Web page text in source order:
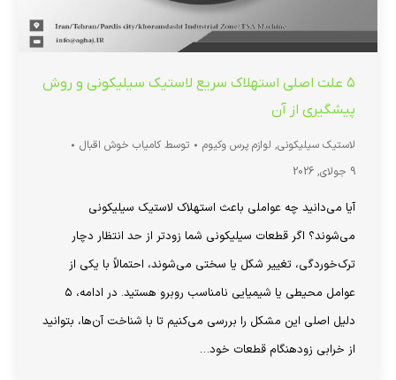
۵ علت اصلی استهلاک سریع لاستیک سیلیکونی و روش
پیشگیری از آن
لاستیک سیلیکونی, لوازم پرس وکیوم توسط کامیاب خوش اقبال
9 جولای, 2026
آیا می‌دانید چه عواملی باعث استهلاک لاستیک سیلیکونی
می‌شوند؟ اگر قطعات سیلیکونی شما زودتر از حد انتظار دچار
ترک‌خوردگی، تغییر شکل یا سختی می‌شوند، احتمالاً با یکی از
عوامل محیطی یا شیمیایی نامناسب روبرو هستید. در ادامه، ۵
دلیل اصلی این مشکل را بررسی می‌کنیم تا با شناخت آن‌ها، بتوانید
از خرابی زودهنگام قطعات خود…